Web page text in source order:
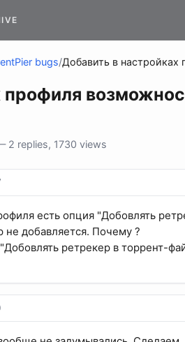
bugs/Добавить в
профиля
2 replies, 1730 views
есть опция "Добовлять
не добавляется. Почему ?
ретрекер в торрент-